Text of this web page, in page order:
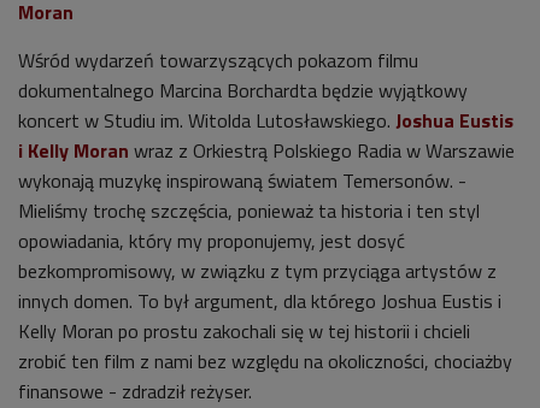
Moran
Wśród wydarzeń towarzyszących pokazom filmu
dokumentalnego Marcina Borchardta będzie wyjątkowy
koncert w Studiu im. Witolda Lutosławskiego. Joshua Eustis
i Kelly Moran wraz z Orkiestrą Polskiego Radia w Warszawie
wykonają muzykę inspirowaną światem Temersonów. -
Mieliśmy trochę szczęścia, ponieważ ta historia i ten styl
opowiadania, który my proponujemy, jest dosyć
bezkompromisowy, w związku z tym przyciąga artystów z
innych domen. To był argument, dla którego Joshua Eustis i
Kelly Moran po prostu zakochali się w tej historii i chcieli
zrobić ten film z nami bez względu na okoliczności, chociażby
finansowe - zdradził reżyser.